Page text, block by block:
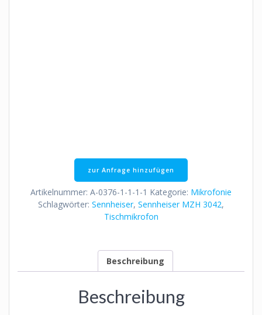
zur Anfrage hinzufügen
Artikelnummer: A-0376-1-1-1-1 Kategorie: Mikrofonie
Schlagwörter: Sennheiser, Sennheiser MZH 3042,
Tischmikrofon
Beschreibung
Beschreibung